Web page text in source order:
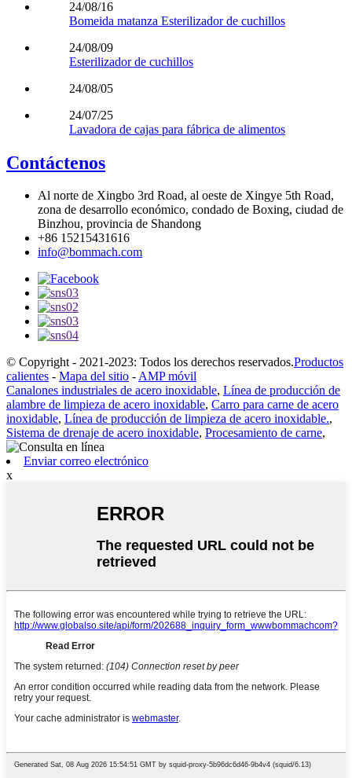
24/08/16
Bomeida matanza Esterilizador de cuchillos
24/08/09
Esterilizador de cuchillos
24/08/05
24/07/25
Lavadora de cajas para fábrica de alimentos
Contáctenos
Al norte de Xingbo 3rd Road, al oeste de Xingye 5th Road,
zona de desarrollo económico, condado de Boxing, ciudad de
Binzhou, provincia de Shandong
+86 15215431616
info@bommach.com
© Copyright - 2021-2023: Todos los derechos reservados.Productos
calientes - Mapa del sitio -AMP móvil
Canalones industriales de acero inoxidable, Línea de producción de
alambre de limpieza de acero inoxidable, Carro para carne de acero
inoxidable, Línea de producción de limpieza de acero inoxidable.,
Sistema de drenaje de acero inoxidable, Procesamiento de carne,
Enviar correo electrónico
x